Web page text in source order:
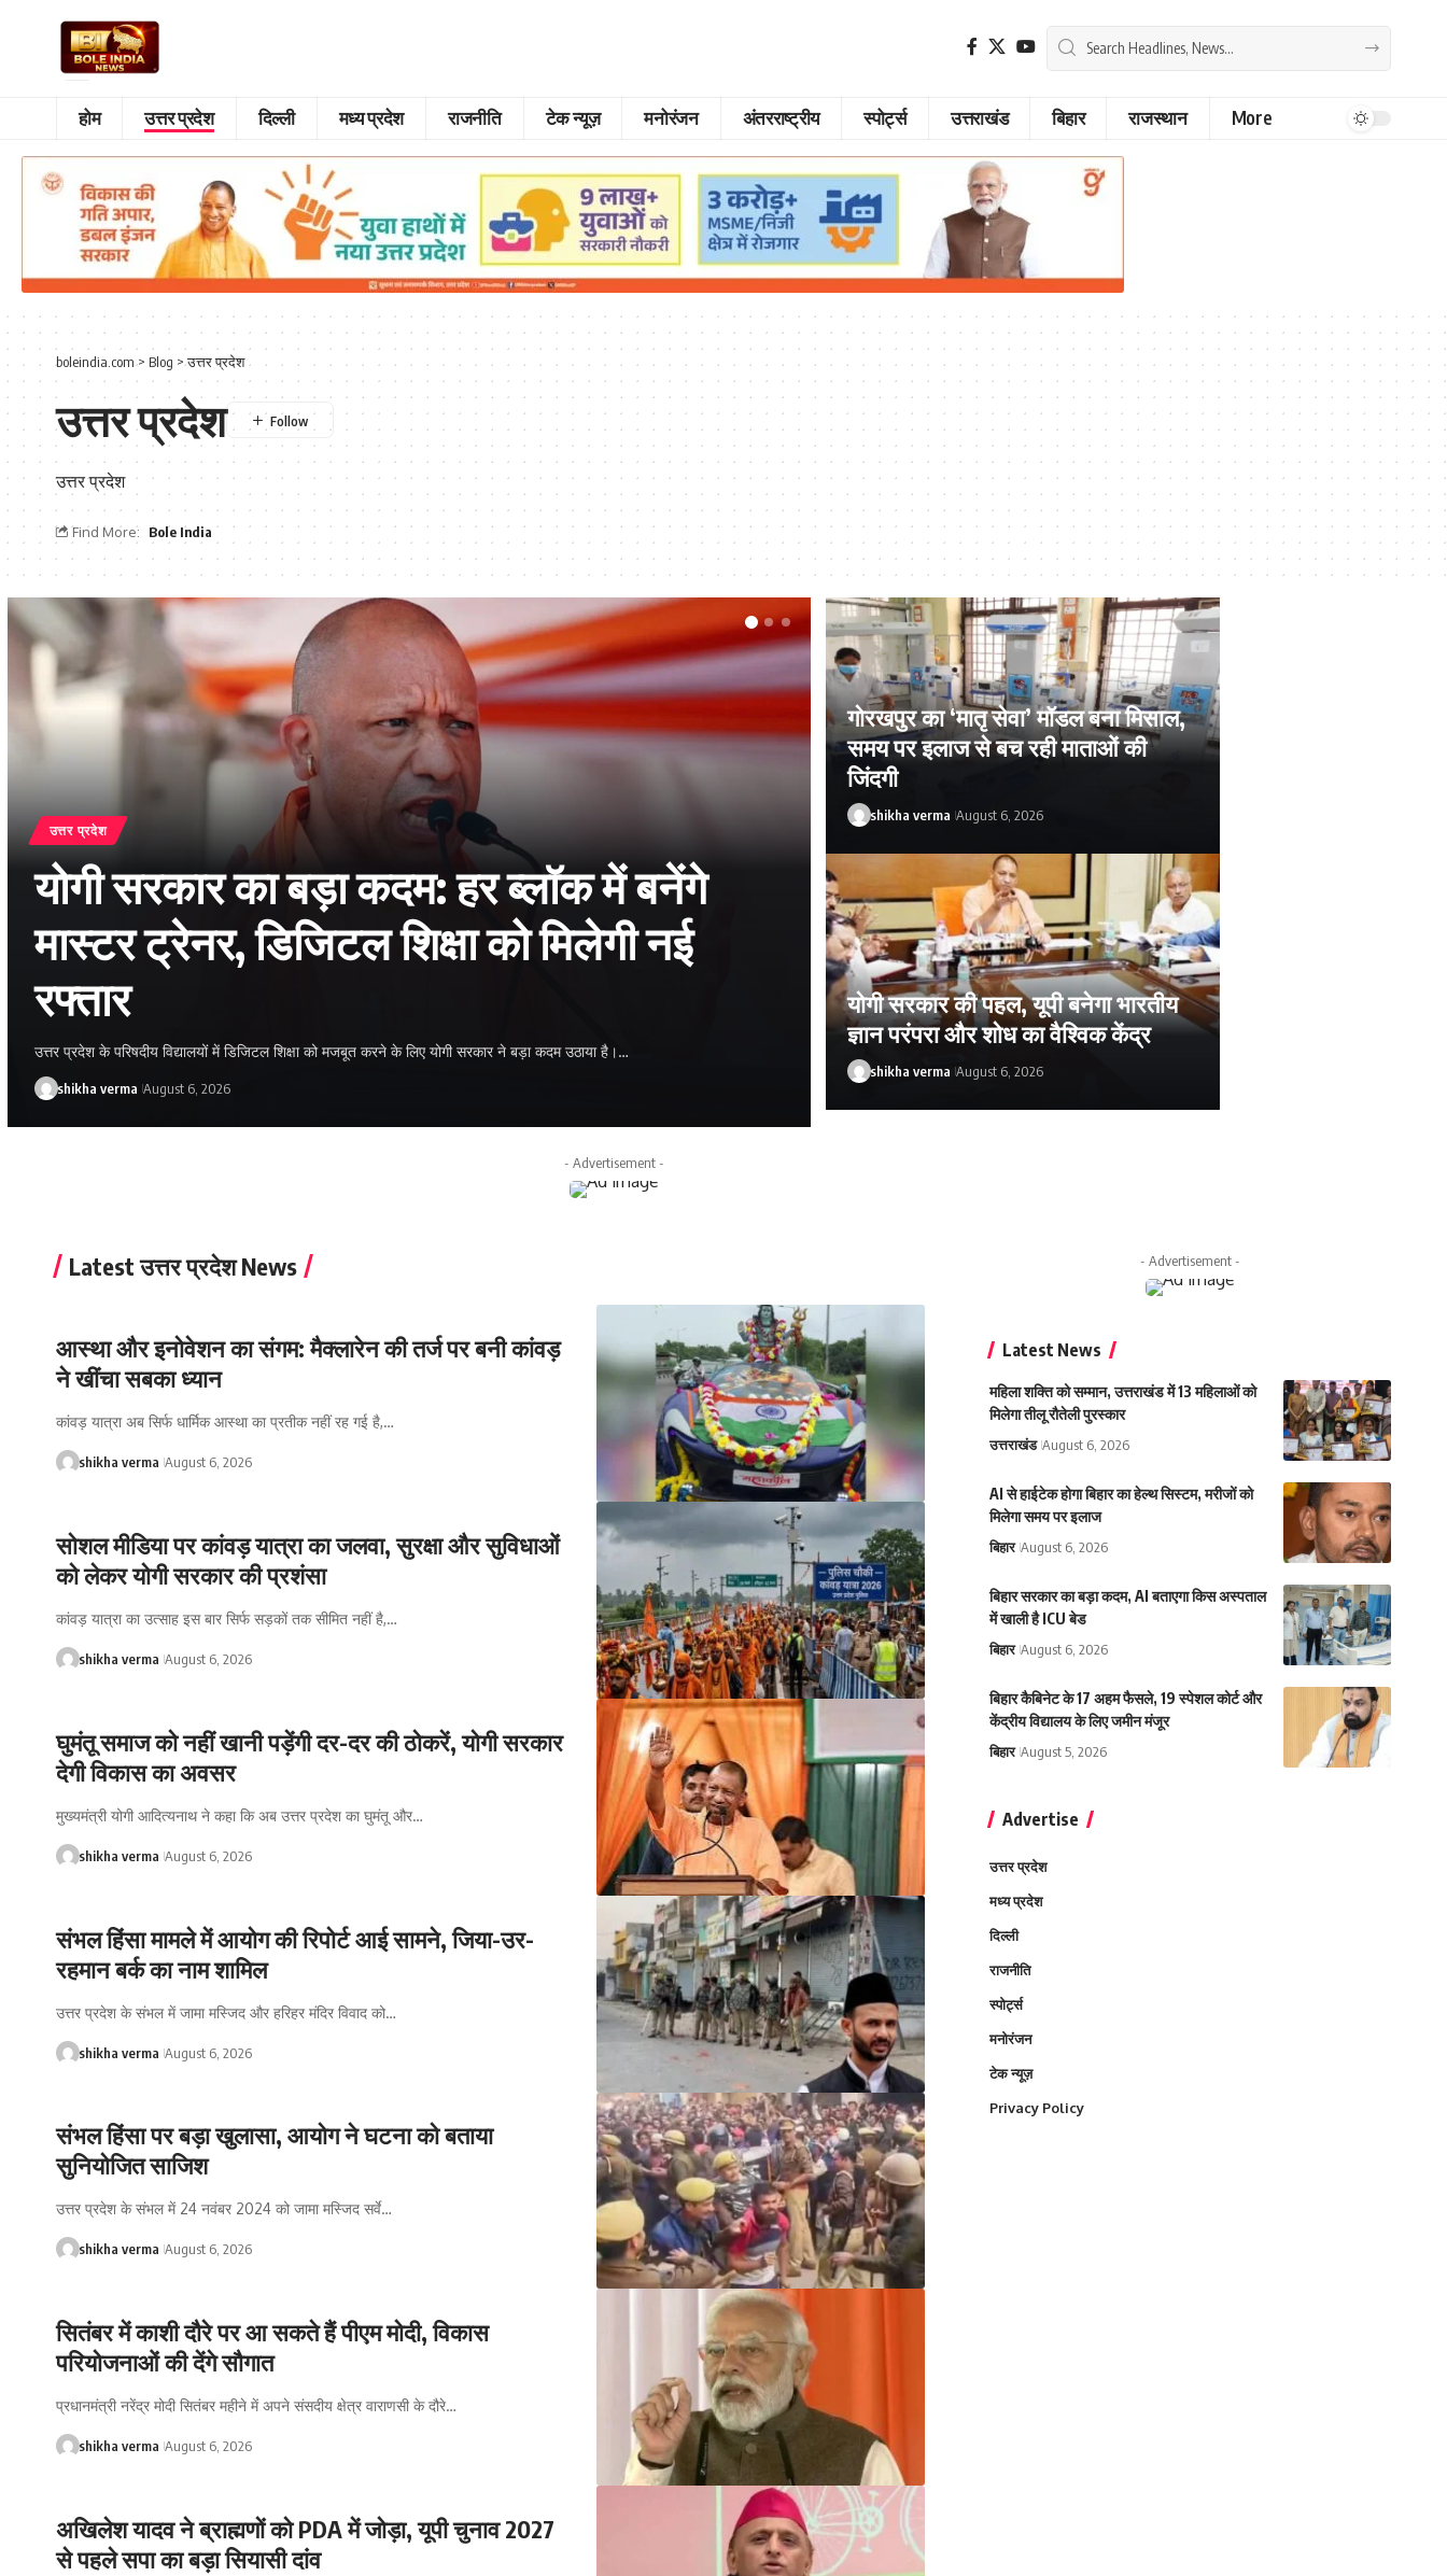
होम उत्तर प्रदेश दिल्ली मध्य प्रदेश राजनीति टेक न्यूज़ मनोरंजन अंतरराष्ट्रीय स्पोर्ट्स उत्तराखंड बिहार राजस्थान More
boleindia.com> Blog >उत्तर प्रदेश
उत्तर प्रदेश
उत्तर प्रदेश
Find More: Bole India
उत्तर प्रदेश
यूपी में परिवहन प्रवर्तन को मिलेगी नई ताकत,
6.03 करोड़ से बनेंगे डंपिंग यार्ड
उत्तर प्रदेश में परिवहन व्यवस्था को और बेहतर बनाने के लिए योगी सरकार ने बड़ा कदम उठाया है। प्रवर्तन कार्रवाई…
shikha verma August 6, 2026 shikha verma
गोरखपुर का ‘मातृ सेवा’ मॉडल बना मिसाल,
समय पर इलाज से बच रही माताओं की
जिंदगी
shikha verma August 6, 2026
योगी सरकार की पहल, यूपी बनेगा भारतीय
ज्ञान परंपरा और शोध का वैश्विक केंद्र
shikha verma August 6, 2026
- Advertisement -
Latest उत्तर प्रदेश News
आस्था और इनोवेशन का संगम: मैक्लारेन की तर्ज पर बनी कांवड़
ने खींचा सबका ध्यान
कांवड़ यात्रा अब सिर्फ धार्मिक आस्था का प्रतीक नहीं रह गई है,…
shikha verma August 6, 2026
सोशल मीडिया पर कांवड़ यात्रा का जलवा, सुरक्षा और सुविधाओं
को लेकर योगी सरकार की प्रशंसा
कांवड़ यात्रा का उत्साह इस बार सिर्फ सड़कों तक सीमित नहीं है,…
shikha verma August 6, 2026
घुमंतू समाज को नहीं खानी पड़ेंगी दर-दर की ठोकरें, योगी सरकार
देगी विकास का अवसर
मुख्यमंत्री योगी आदित्यनाथ ने कहा कि अब उत्तर प्रदेश का घुमंतू और…
shikha verma August 6, 2026
संभल हिंसा मामले में आयोग की रिपोर्ट आई सामने, जिया-उर-
रहमान बर्क का नाम शामिल
उत्तर प्रदेश के संभल में जामा मस्जिद और हरिहर मंदिर विवाद को…
shikha verma August 6, 2026
संभल हिंसा पर बड़ा खुलासा, आयोग ने घटना को बताया
सुनियोजित साजिश
उत्तर प्रदेश के संभल में 24 नवंबर 2024 को जामा मस्जिद सर्वे…
shikha verma August 6, 2026
सितंबर में काशी दौरे पर आ सकते हैं पीएम मोदी, विकास
परियोजनाओं की देंगे सौगात
प्रधानमंत्री नरेंद्र मोदी सितंबर महीने में अपने संसदीय क्षेत्र वाराणसी के दौरे…
shikha verma August 6, 2026
अखिलेश यादव ने ब्राह्मणों को PDA में जोड़ा, यूपी चुनाव 2027
से पहले सपा का बड़ा सियासी दांव
- Advertisement -
Latest News
महिला शक्ति को सम्मान, उत्तराखंड में 13 महिलाओं को
मिलेगा तीलू रौतेली पुरस्कार
उत्तराखंड August 6, 2026
AI से हाईटेक होगा बिहार का हेल्थ सिस्टम, मरीजों को
मिलेगा समय पर इलाज
बिहार August 6, 2026
बिहार सरकार का बड़ा कदम, AI बताएगा किस अस्पताल
में खाली है ICU बेड
बिहार August 6, 2026
बिहार कैबिनेट के 17 अहम फैसले, 19 स्पेशल कोर्ट और
केंद्रीय विद्यालय के लिए जमीन मंजूर
बिहार August 5, 2026
Advertise
उत्तर प्रदेश
मध्य प्रदेश
दिल्ली
राजनीति
स्पोर्ट्स
मनोरंजन
टेक न्यूज़
Privacy Policy